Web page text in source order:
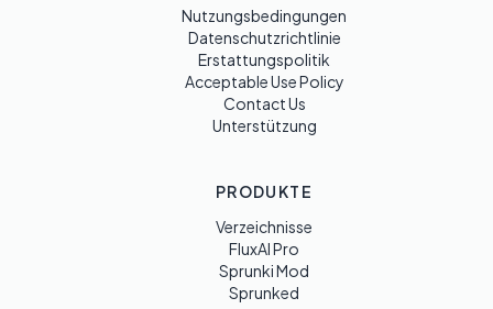
Nutzungsbedingungen
Datenschutzrichtlinie
Erstattungspolitik
Acceptable Use Policy
Contact Us
Unterstützung
PRODUKTE
Verzeichnisse
FluxAI Pro
Sprunki Mod
Sprunked